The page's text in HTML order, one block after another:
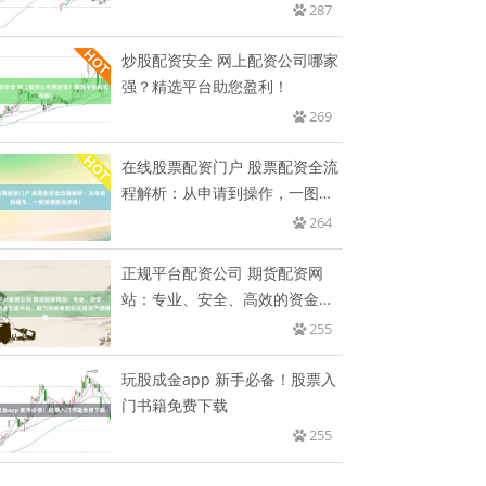
287
炒股配资安全 网上配资公司哪家
强？精选平台助您盈利！
269
在线股票配资门户 股票配资全流
程解析：从申请到操作，一图掌
264
正规平台配资公司 期货配资网
站：专业、安全、高效的资金配
255
玩股成金app 新手必备！股票入
门书籍免费下载
255